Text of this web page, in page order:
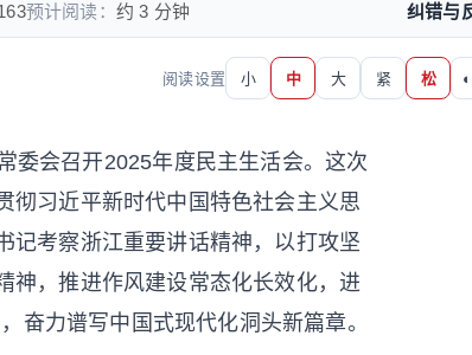
预计阅读： 约 3 分钟 纠错与
阅读设置 小 中 大 紧 松 ◐
委会召开2025年度民主生活会。这次
彻习近平新时代中国特色社会主义思
考察浙江重要讲话精神， 以打攻坚
，推进作风建设常态化长效化， 进
奋力谱写中国式现代化洞头新篇章。